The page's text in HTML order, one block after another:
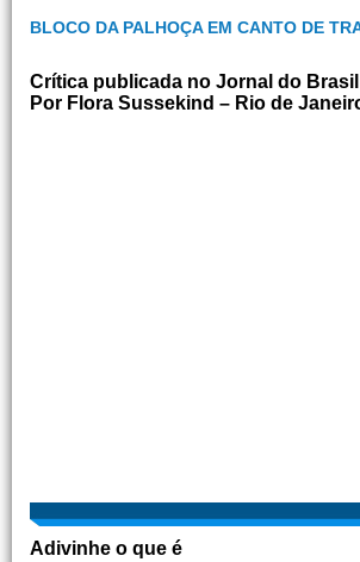
BLOCO DA PALHOÇA EM CANTO DE
Crítica publicada no Jornal do Brasil
Por Flora Sussekind – Rio de
Adivinhe o que é